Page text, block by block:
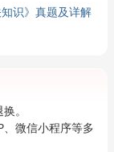
识》真题及详解
。
微信小程序等多